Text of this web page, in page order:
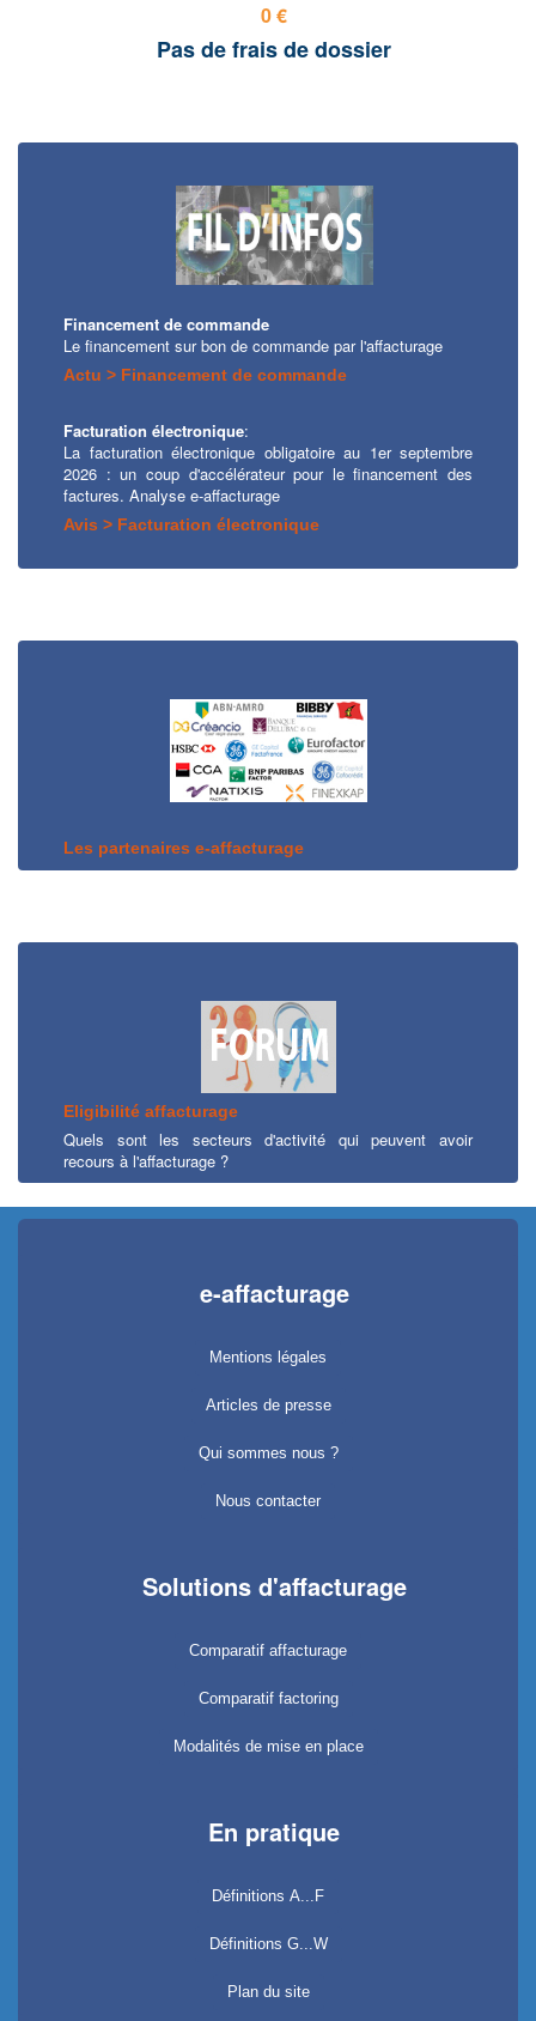
0 €
Pas de frais de dossier
Financement de commande
Le financement sur bon de commande par l'affacturage
Actu > Financement de commande
Facturation électronique:
La facturation électronique obligatoire au 1er septembre
2026 : un coup d'accélérateur pour le financement des
factures. Analyse e-affacturage
Avis > Facturation électronique
Les partenaires e-affacturage
Eligibilité affacturage
Quels sont les secteurs d'activité qui peuvent avoir
recours à l'affacturage ?
e-affacturage
Mentions légales
Articles de presse
Qui sommes nous ?
Nous contacter
Solutions d'affacturage
Comparatif affacturage
Comparatif factoring
Modalités de mise en place
En pratique
Définitions A...F
Définitions G...W
Plan du site